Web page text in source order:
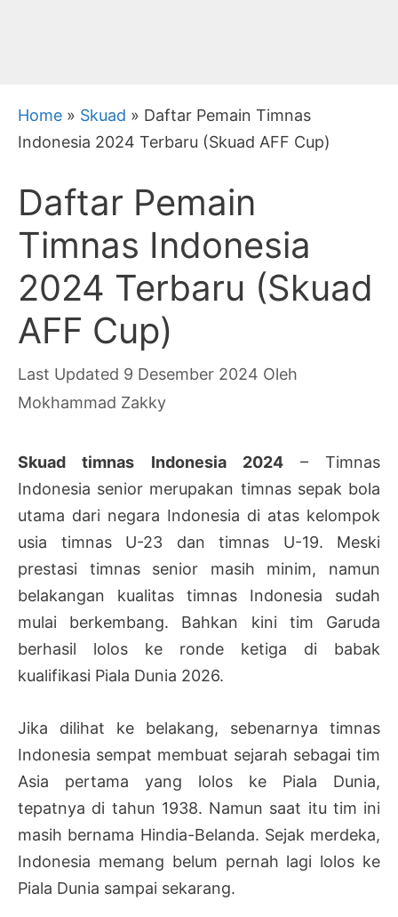
Home » Skuad » Daftar Pemain Timnas
Indonesia 2024 Terbaru (Skuad AFF Cup)
Daftar Pemain
Timnas Indonesia
2024 Terbaru (Skuad
AFF Cup)
9 Desember 2024 Oleh
Mokhammad Zakky
Skuad timnas Indonesia 2024 – Timnas
Indonesia senior merupakan timnas sepak bola
utama dari negara Indonesia di atas kelompok
usia timnas U-23 dan timnas U-19. Meski
prestasi timnas senior masih minim, namun
belakangan kualitas timnas Indonesia sudah
mulai berkembang. Bahkan kini tim Garuda
berhasil lolos ke ronde ketiga di babak
kualifikasi Piala Dunia 2026.
Jika dilihat ke belakang, sebenarnya timnas
Indonesia sempat membuat sejarah sebagai tim
Asia pertama yang lolos ke Piala Dunia,
tepatnya di tahun 1938. Namun saat itu tim ini
masih bernama Hindia-Belanda. Sejak merdeka,
Indonesia memang belum pernah lagi lolos ke
Piala Dunia sampai sekarang.